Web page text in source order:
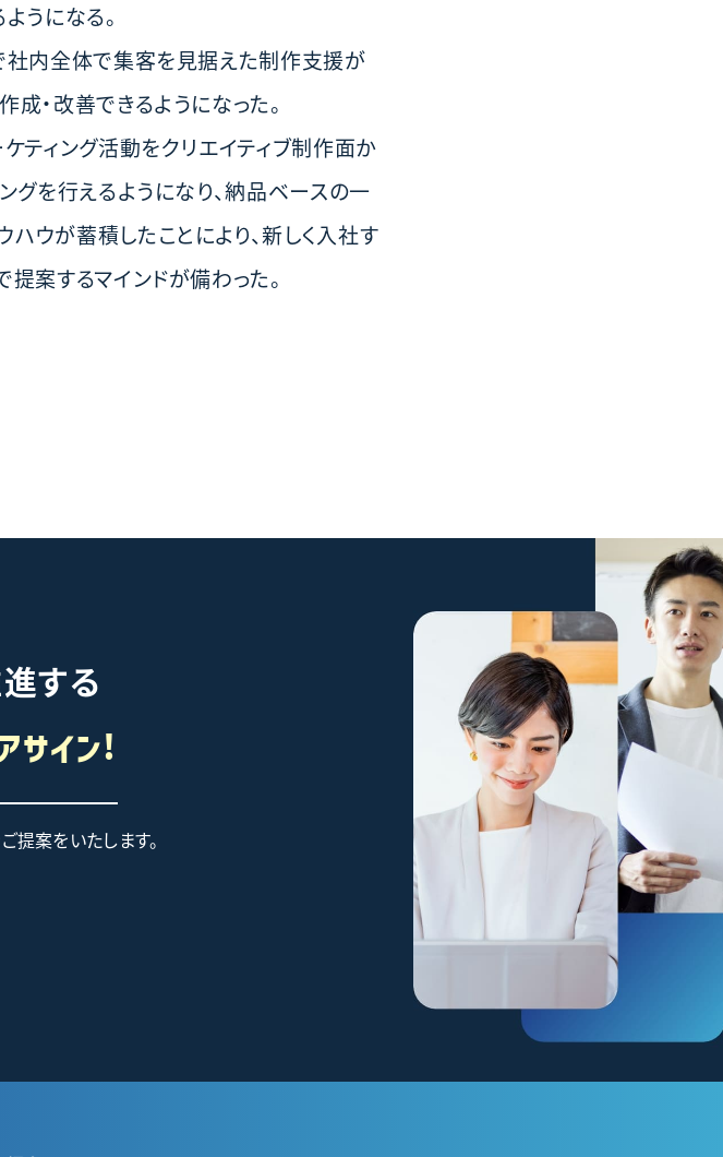
うになる。
社内全体で集客を見据えた制作支援が
・改善できるようになった。
ティング活動をクリエイティブ制作面か
グを行えるようになり、納品ベースの一
ウが蓄積したことにより、新しく入社す
案するマインドが備わった。
する
サイン!
提案をいたします。